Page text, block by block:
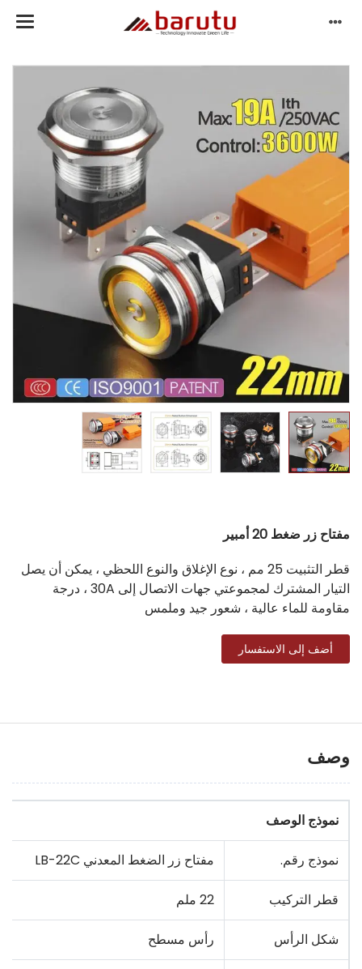
مفتاح زر ضغط 20 أمبير
قطر التثبيت 25 مم ، نوع الإغلاق والنوع اللحظي ، يمكن أن يصل
التيار المشترك لمجموعتي جهات الاتصال إلى 30A ، درجة
مقاومة للماء عالية ، شعور جيد وملمس
أضف إلى الاستفسار
وصف
نموذج الوصف
نموذج رقم. مفتاح زر الضغط المعدني LB-22C
قطر التركيب 22 ملم
شكل الرأس رأس مسطح